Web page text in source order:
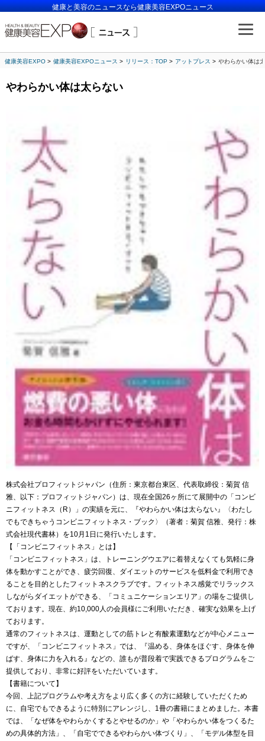
健康と美容のニュースなら健康美容EXPOニュース
健康美容EXPO 健康美容EXPOニュース リリース：TOP アットプレス やわらかい体は
やわらかい体は太らない
株式会社プロフィットジャパン（住所：東京都台東区、代表取締役：菊賀 信
雅、以下：プロフィットジャパン）は、現在全国26ヶ所にて展開中の「コンビ
ニフィットネス（R）」の実績を元に、『やわらかい体は太らない』〈わたし
でもできちゃうコンビニフィットネス・ブック〉（著者：菊賀 信雅、発行：株
式会社現代書林）を10月1日に発行いたします。
【「コンビニフィットネス」とは】
「コンビニフィットネス」は、トレーニングウエアに着替えなくても気軽に身
体を動かすことができ、疲労回復、ダイエットのサービスを低料金で利用でき
ることを目的としたフィットネスクラブです。フィットネス感覚でリラックス
しながらダイエットができる、「コミュニケーションエリア」の場をご提供し
ております。現在、約10,000人の会員様にご利用いただき、確実な効果を上げ
ております。
通常のフィットネスは、運動としての筋トレと有酸素運動などが中心メニュー
ですが、「コンビニフィットネス」では、『温める、身体をほぐす、身体を伸
ばす、身体に力を入れる』などの、誰もが普段着で実践できるプログラムをご
提供しており、非常に好評をいただいています。
【書籍について】
今回、上記プログラムや考え方をより広く多くの方に経験していただくため
に、自宅でもできるように特別にアレンジし、1冊の書籍にまとめました。本書
では、「なぜ体をやわらかくするとやせるのか」や「やわらかい体をつくるた
めの具体的方法」、「自宅でできるやわらかい体づくり」、「モデル体型を目